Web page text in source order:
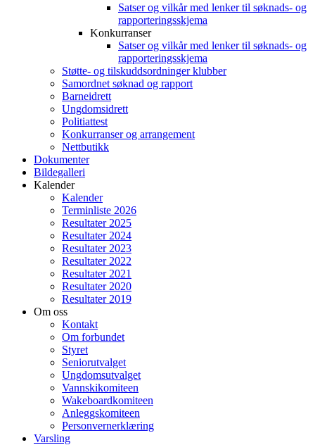
Satser og vilkår med lenker til søknads- og
rapporteringsskjema
Konkurranser
Satser og vilkår med lenker til søknads- og
rapporteringsskjema
Støtte- og tilskuddsordninger klubber
Samordnet søknad og rapport
Barneidrett
Ungdomsidrett
Politiattest
Konkurranser og arrangement
Nettbutikk
Dokumenter
Bildegalleri
Kalender
Kalender
Terminliste 2026
Resultater 2025
Resultater 2024
Resultater 2023
Resultater 2022
Resultater 2021
Resultater 2020
Resultater 2019
Om oss
Kontakt
Om forbundet
Styret
Seniorutvalget
Ungdomsutvalget
Vannskikomiteen
Wakeboardkomiteen
Anleggskomiteen
Personvernerklæring
Varsling